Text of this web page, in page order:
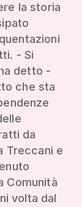
la storia
- Si
detto -
che sta
da
Treccani e
Comunità
volta dal